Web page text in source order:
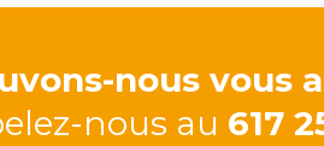
nous vous
nous au 617